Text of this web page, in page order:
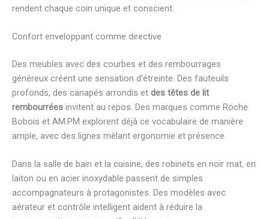
rendent chaque coin unique et conscient.
Confort enveloppant comme directive
Des meubles avec des courbes et des rembourrages
généreux créent une sensation d’étreinte. Des fauteuils
profonds, des canapés arrondis et des têtes de lit
rembourrées invitent au repos. Des marques comme Roche
Bobois et AM.PM explorent déjà ce vocabulaire de manière
ample, avec des lignes mêlant ergonomie et présence.
Dans la salle de bain et la cuisine, des robinets en noir mat, en
laiton ou en acier inoxydable passent de simples
accompagnateurs à protagonistes. Des modèles avec
aérateur et contrôle intelligent aident à réduire la